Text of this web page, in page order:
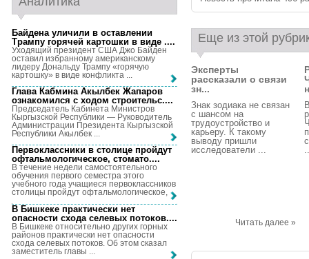
Еще из этой
Эксперты
рассказали о связи
зн...
Знак зодиака не связан
с шансом на
трудоустройство и
карьеру. К такому
выводу пришли
исследователи ...
Читать далее »
Байдена уличили в оставлении
Трампу горячей картошки в виде ....
Уходящий президент США Джо Байден
оставил избранному американскому
лидеру Дональду Трампу «горячую
картошку» в виде конфликта ...
Глава Кабмина Акылбек Жапаров
ознакомился с ходом строительс....
Председатель Кабинета Министров
Кыргызской Республики — Руководитель
Администрации Президента Кыргызской
Республики Акылбек ...
Первоклассники в столице пройдут
офтальмологическое, стомато....
В течение недели самостоятельного
обучения первого семестра этого
учебного года учащиеся первоклассников
столицы пройдут офтальмологическое, ...
В Бишкеке практически нет
опасности схода селевых потоков....
В Бишкеке относительно других горных
районов практически нет опасности
схода селевых потоков. Об этом сказал
заместитель главы ...